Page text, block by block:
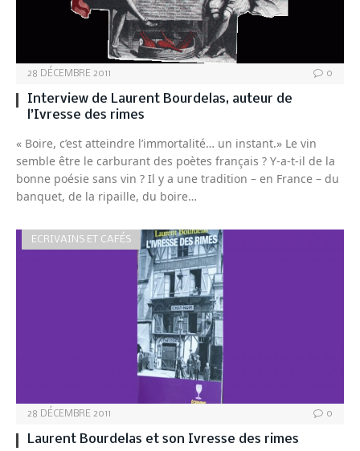
28 DÉCEMBRE 2011 0
Interview de Laurent Bourdelas, auteur de
l’Ivresse des rimes
« Boire, c’est atteindre l’immortalité… un instant.» Le vin
semble être le carburant des poètes français ? Y-a-t-il de la
bonne poésie sans vin ? Il y a une tradition – en France – du
banquet, de la ripaille, du boire…
ECRIVAINS ET CAFÉS
28 DÉCEMBRE 2011 0
Laurent Bourdelas et son Ivresse des rimes